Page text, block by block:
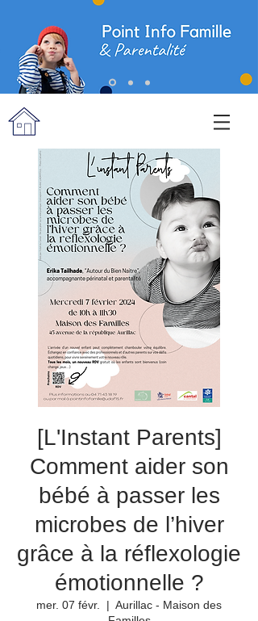
[L'Instant Parents]
Comment aider son
bébé à passer les
microbes de l’hiver
grâce à la réflexologie
émotionnelle ?
mer. 07 févr.
  |
Aurillac - Maison des